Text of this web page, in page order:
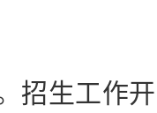
生工作开